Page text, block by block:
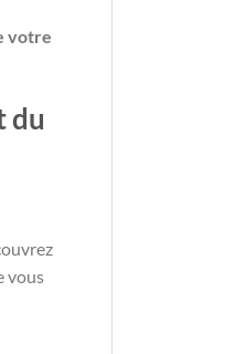
votre
du
vous